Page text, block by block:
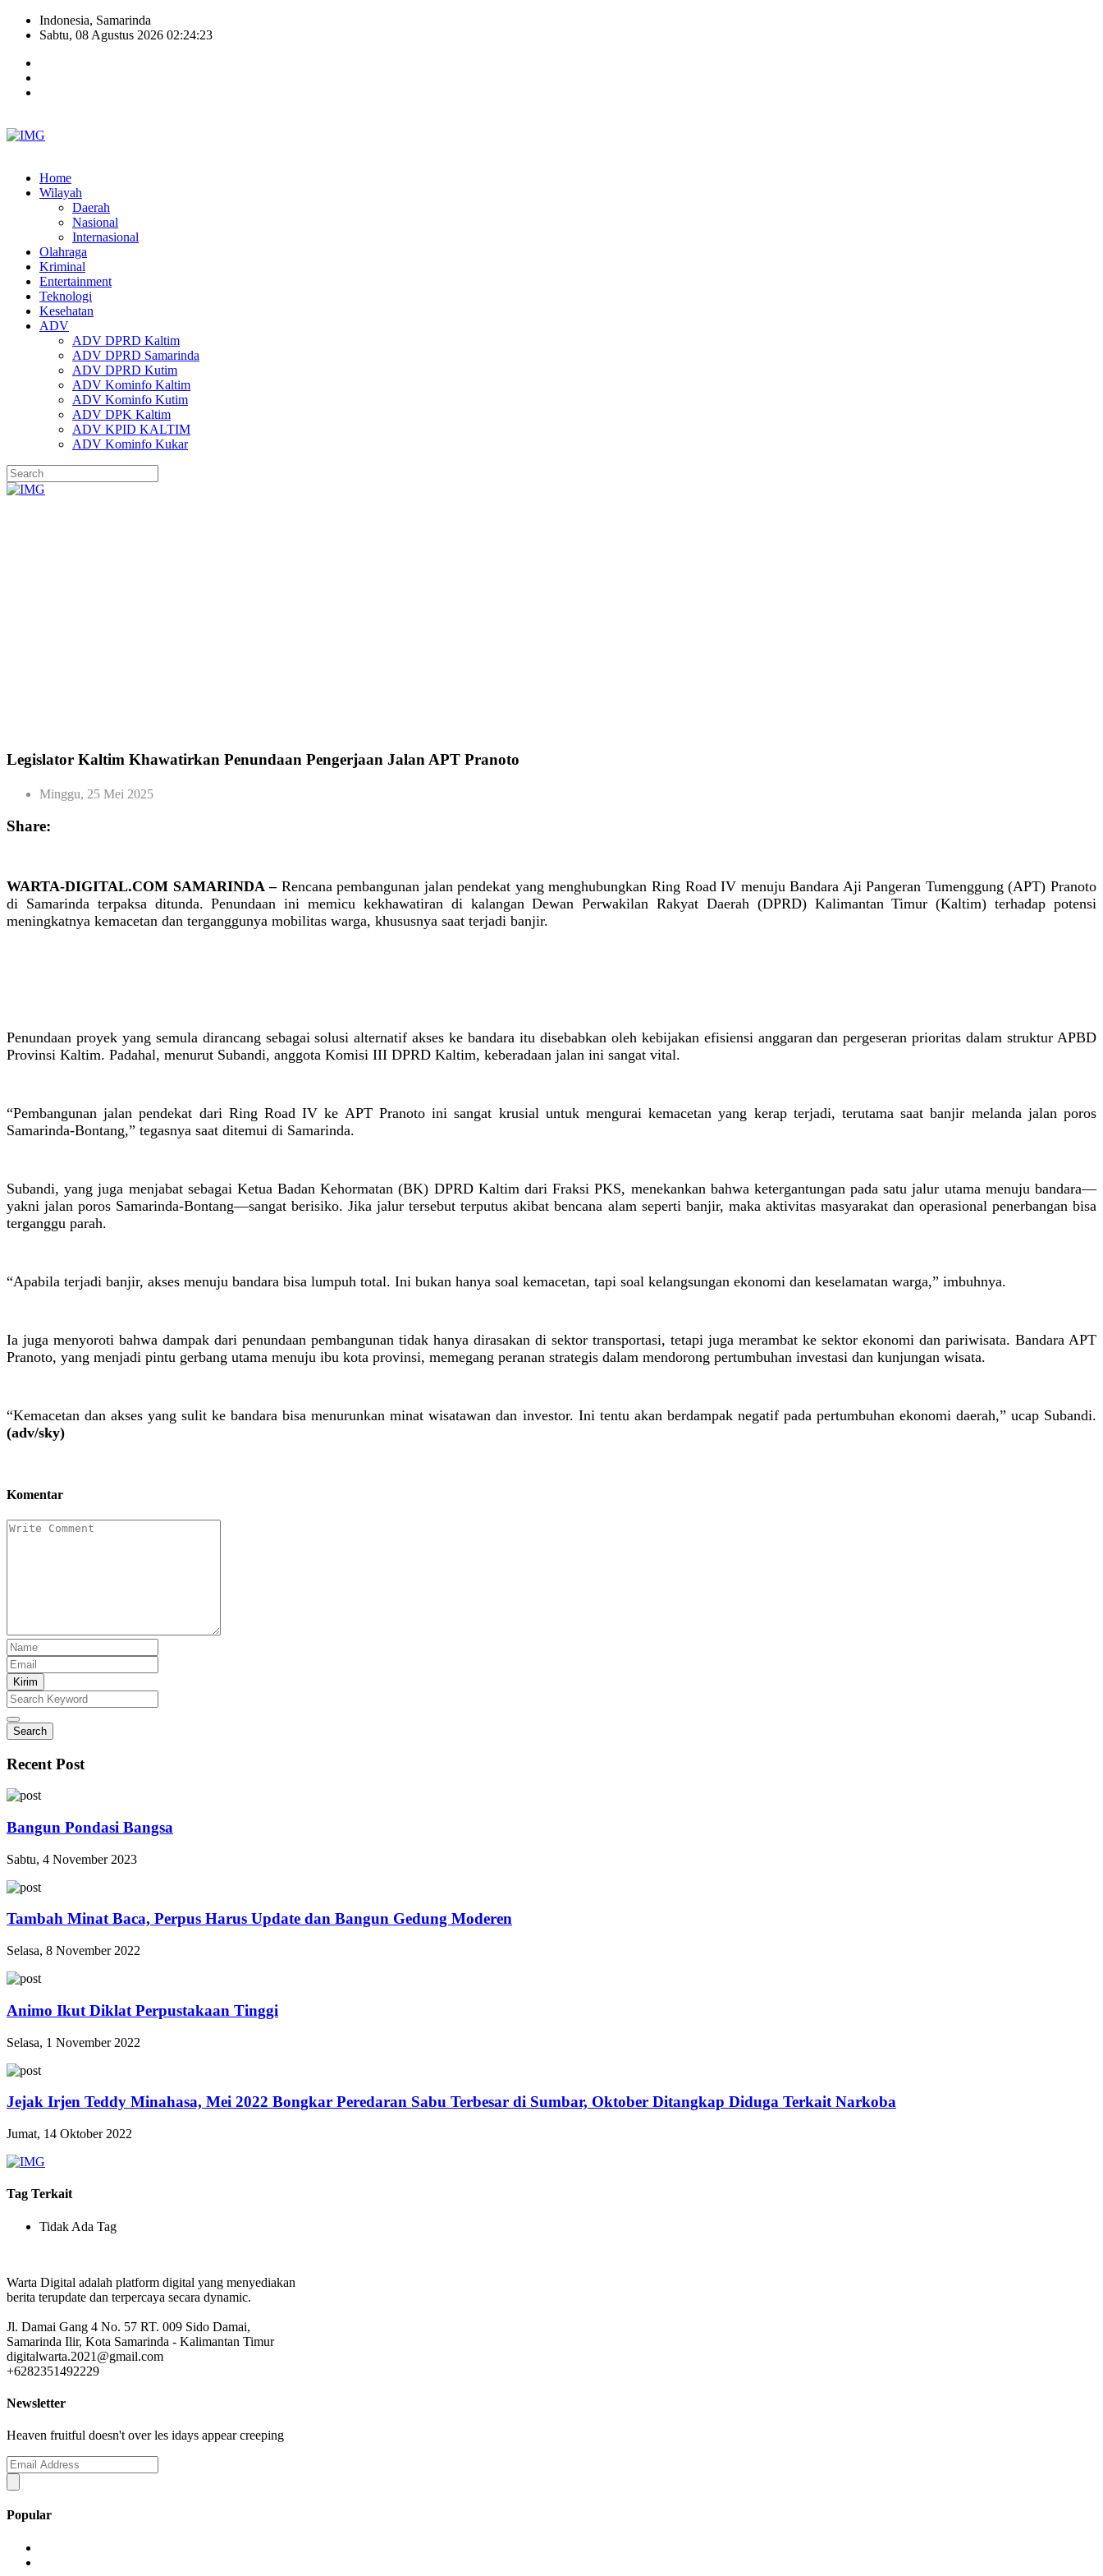
Indonesia, Samarinda
Sabtu, 08 Agustus 2026 02:24:24
Home
Wilayah
Daerah
Nasional
Internasional
Olahraga
Kriminal
Entertainment
Teknologi
Kesehatan
ADV
ADV DPRD Kaltim
ADV DPRD Samarinda
ADV DPRD Kutim
ADV Kominfo Kaltim
ADV Kominfo Kutim
ADV DPK Kaltim
ADV KPID KALTIM
ADV Kominfo Kukar
Legislator Kaltim Khawatirkan Penundaan Pengerjaan Jalan APT Pranoto
Minggu, 25 Mei 2025
Share:
WARTA-DIGITAL.COM SAMARINDA – Rencana pembangunan jalan pendekat yang menghubungkan Ring Road IV menuju Bandara Aji Pangeran Tumenggung (APT) Pranoto
di Samarinda terpaksa ditunda. Penundaan ini memicu kekhawatiran di kalangan Dewan Perwakilan Rakyat Daerah (DPRD) Kalimantan Timur (Kaltim) terhadap potensi
meningkatnya kemacetan dan terganggunya mobilitas warga, khususnya saat terjadi banjir.
Penundaan proyek yang semula dirancang sebagai solusi alternatif akses ke bandara itu disebabkan oleh kebijakan efisiensi anggaran dan pergeseran prioritas dalam struktur APBD
Provinsi Kaltim. Padahal, menurut Subandi, anggota Komisi III DPRD Kaltim, keberadaan jalan ini sangat vital.
“Pembangunan jalan pendekat dari Ring Road IV ke APT Pranoto ini sangat krusial untuk mengurai kemacetan yang kerap terjadi, terutama saat banjir melanda jalan poros
Samarinda-Bontang,” tegasnya saat ditemui di Samarinda.
Subandi, yang juga menjabat sebagai Ketua Badan Kehormatan (BK) DPRD Kaltim dari Fraksi PKS, menekankan bahwa ketergantungan pada satu jalur utama menuju bandara—
yakni jalan poros Samarinda-Bontang—sangat berisiko. Jika jalur tersebut terputus akibat bencana alam seperti banjir, maka aktivitas masyarakat dan operasional penerbangan bisa
terganggu parah.
“Apabila terjadi banjir, akses menuju bandara bisa lumpuh total. Ini bukan hanya soal kemacetan, tapi soal kelangsungan ekonomi dan keselamatan warga,” imbuhnya.
Ia juga menyoroti bahwa dampak dari penundaan pembangunan tidak hanya dirasakan di sektor transportasi, tetapi juga merambat ke sektor ekonomi dan pariwisata. Bandara APT
Pranoto, yang menjadi pintu gerbang utama menuju ibu kota provinsi, memegang peranan strategis dalam mendorong pertumbuhan investasi dan kunjungan wisata.
“Kemacetan dan akses yang sulit ke bandara bisa menurunkan minat wisatawan dan investor. Ini tentu akan berdampak negatif pada pertumbuhan ekonomi daerah,” ucap Subandi.
(adv/sky)
Komentar
Kirim
Search
Recent Post
Bangun Pondasi Bangsa
Sabtu, 4 November 2023
Tambah Minat Baca, Perpus Harus Update dan Bangun Gedung Moderen
Selasa, 8 November 2022
Animo Ikut Diklat Perpustakaan Tinggi
Selasa, 1 November 2022
Jejak Irjen Teddy Minahasa, Mei 2022 Bongkar Peredaran Sabu Terbesar di Sumbar, Oktober Ditangkap Diduga Terkait Narkoba
Jumat, 14 Oktober 2022
Tag Terkait
Tidak Ada Tag
Warta Digital adalah platform digital yang menyediakan
berita terupdate dan terpercaya secara dynamic.
Jl. Damai Gang 4 No. 57 RT. 009 Sido Damai,
Samarinda Ilir, Kota Samarinda - Kalimantan Timur
digitalwarta.2021@gmail.com
+6282351492229
Newsletter
Heaven fruitful doesn't over les idays appear creeping
Popular